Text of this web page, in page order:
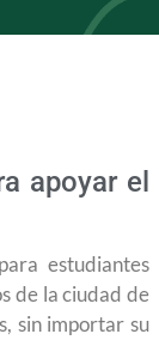
apoyar el
estudiantes
de la ciudad de
sin importar su